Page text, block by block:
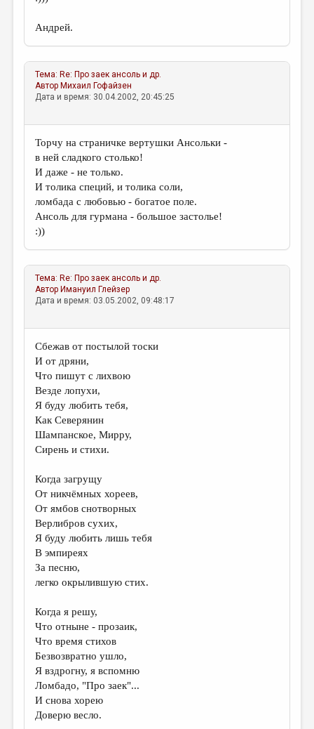
Андрей.
Тема: Re: Про заек ансоль и др.
Автор Михаил Гофайзен
Дата и время: 30.04.2002, 20:45:25
Торчу на страничке вертушки Ансольки -
в ней сладкого столько!
И даже - не только.
И толика специй, и толика соли,
ломбада с любовью - богатое поле.
Ансоль для гурмана - большое застолье!
:))
Тема: Re: Про заек ансоль и др.
Автор Имануил Глейзер
Дата и время: 03.05.2002, 09:48:17
Сбежав от постылой тоски
И от дряни,
Что пишут с лихвою
Везде лопухи,
Я буду любить тебя,
Как Северянин
Шампанское, Мирру,
Сирень и стихи.
Когда загрущу
От никчёмных хореев,
От ямбов снотворных
Верлибров сухих,
Я буду любить лишь тебя
В эмпиреях
За песню,
легко окрылившую стих.
Когда я решу,
Что отныне - прозаик,
Что время стихов
Безвозвратно ушло,
Я вздрогну, я вспомню
Ломбадо, "Про заек"...
И снова хорею
Доверю весло.